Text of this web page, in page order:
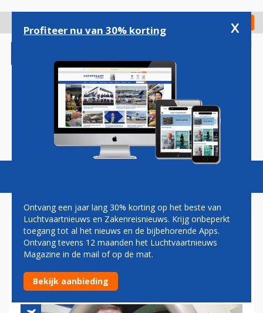
gaan
Check in
Magazine Podcasts Vacatures
TRANSAVIA REAGEERT NOG
NIET OP EISEN TECHNICI NA
DREIGING ACTIES
Profiteer nu van 30% korting x
Ontvang een jaar lang 30% korting op het beste van
Luchtvaartnieuws en Zakenreisnieuws. Krijg onbeperkt
toegang tot al het nieuws en de bijbehorende Apps.
Ontvang tevens 12 maanden het Luchtvaartnieuws
Magazine in de mail of op de mat.
Bekijk aanbieding